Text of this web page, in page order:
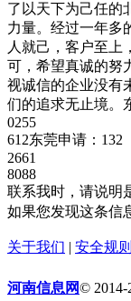
了以天下为己任的
力量。经过一年多
人就己，客户至上
可，希望真诚的努
视诚信的企业没有
们的追求无止境。
0255
612东莞申请：132
2661
8088
联系我时，请说明
如果您发现这条信
关于我们 | 安全规则
河南信息网© 2014-